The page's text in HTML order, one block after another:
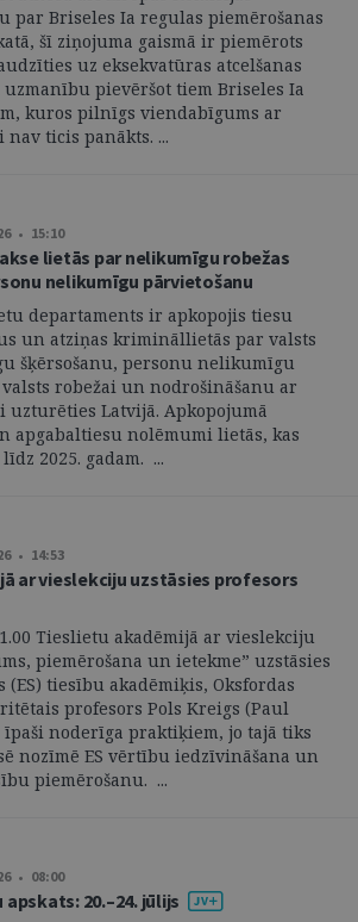
par Briseles Ia regulas piemērošanas
šī ziņojuma gaismā ir piemērots
uz eksekvatūras atcelšanas
pievēršot tiem Briseles Ia
kuros pilnīgs viendabīgums ar
ticis panākts. ...
• 15:10
lietās par nelikumīgu robežas
nelikumīgu pārvietošanu
departaments ir apkopojis tiesu
un atziņas krimināllietās par valsts
šķērsošanu, personu nelikumīgu
robežai un nodrošināšanu ar
Latvijā. Apkopojumā
apgabaltiesu nolēmumi lietās, kas
2025. gadam. ...
• 14:53
ar vieslekciju uzstāsies profesors
Tieslietu akadēmijā ar vieslekciju
piemērošana un ietekme” uzstāsies
(ES) tiesību akadēmiķis, Oksfordas
profesors Pols Kreigs (Paul
īpaši noderīga praktiķiem, jo tajā tiks
nozīmē ES vērtību iedzīvināšana un
piemērošanu. ...
• 08:00
20.–24. jūlijs